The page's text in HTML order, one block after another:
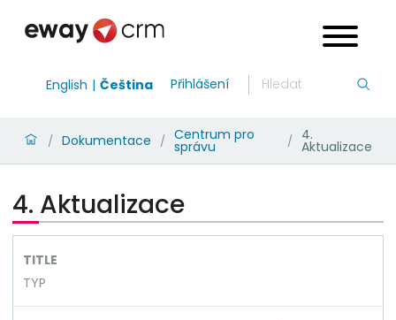
English Čeština Přihlášení
/ Dokumentace / Centrum pro
správu / 4.
Aktualizace
4. Aktualizace
TITLE
TYP